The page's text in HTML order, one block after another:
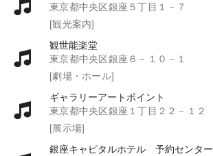
東京都中央区銀座５丁目１－７
[観光案内]
観世能楽堂
東京都中央区銀座６－１０－１
[劇場・ホール]
ギャラリーアートポイント
東京都中央区銀座１丁目２２－１２
[展示場]
銀座キャピタルホテル 予約センター